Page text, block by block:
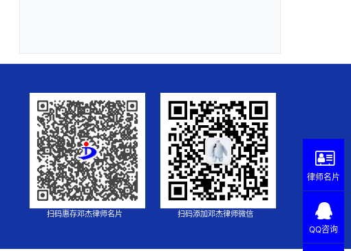
扫码惠存邓杰律师名片 扫码添加邓杰律师微信
律师名片
QQ咨询